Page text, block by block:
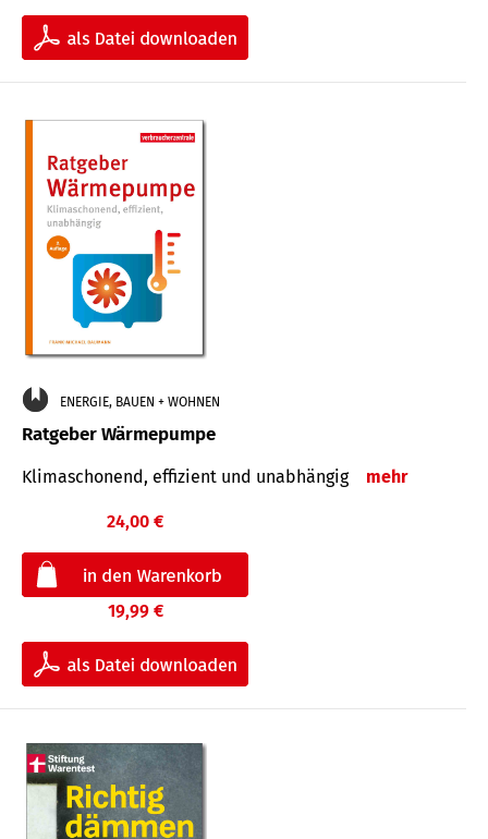
ENERGIE, BAUEN + WOHNEN
Ratgeber Wärmepumpe
Klimaschonend, effizient und unabhängig mehr
24,00 €
19,99 €